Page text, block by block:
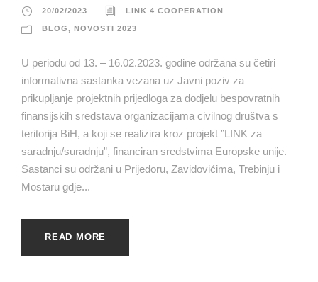
20/02/2023 LINK 4 COOPERATION
BLOG, NOVOSTI 2023
U periodu od 13. – 16.02.2023. godine održana su četiri
informativna sastanka vezana uz Javni poziv za
prikupljanje projektnih prijedloga za dodjelu bespovratnih
finansijskih sredstava organizacijama civilnog društva s
teritorija BiH, a koji se realizira kroz projekt ”LINK za
saradnju/suradnju”, financiran sredstvima Europske unije.
Sastanci su održani u Prijedoru, Zavidovićima, Trebinju i
Mostaru gdje...
READ MORE